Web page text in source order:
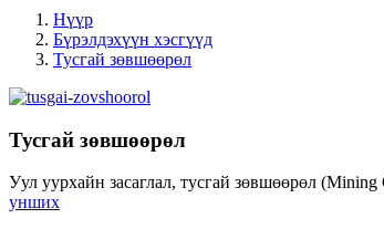
Нүүр
Бүрэлдэхүүн хэсгүүд
Тусгай зөвшөөрөл
Тусгай зөвшөөрөл
Уул уурхайн засаглал, тусгай зөвшөөрөл
унших